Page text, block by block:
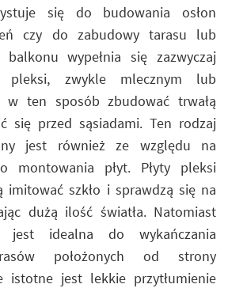
się do budowania osłon
czy do zabudowy tarasu lub
balkonu wypełnia się zazwyczaj
pleksi, zwykle mlecznym lub
w ten sposób zbudować trwałą
się przed sąsiadami. Ten rodzaj
jest również ze względu na
montowania płyt. Płyty pleksi
imitować szkło i sprawdzą się na
dużą ilość światła. Natomiast
jest idealna do wykańczania
położonych od strony
istotne jest lekkie przytłumienie